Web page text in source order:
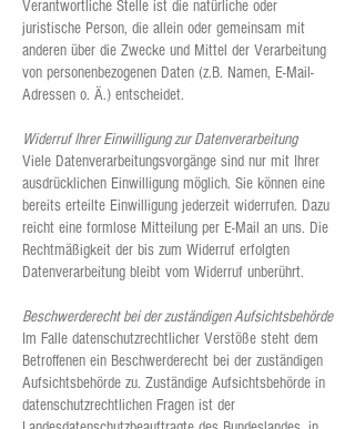
Verantwortliche Stelle ist die natürliche oder
juristische Person, die allein oder gemeinsam mit
anderen über die Zwecke und Mittel der Verarbeitung
von personenbezogenen Daten (z.B. Namen, E-Mail-
Adressen o. Ä.) entscheidet.
Widerruf Ihrer Einwilligung zur Datenverarbeitung
Viele Datenverarbeitungsvorgänge sind nur mit Ihrer
ausdrücklichen Einwilligung möglich. Sie können eine
bereits erteilte Einwilligung jederzeit widerrufen. Dazu
reicht eine formlose Mitteilung per E-Mail an uns. Die
Rechtmäßigkeit der bis zum Widerruf erfolgten
Datenverarbeitung bleibt vom Widerruf unberührt.
Beschwerderecht bei der zuständigen Aufsichtsbehörde
Im Falle datenschutzrechtlicher Verstöße steht dem
Betroffenen ein Beschwerderecht bei der zuständigen
Aufsichtsbehörde zu. Zuständige Aufsichtsbehörde in
datenschutzrechtlichen Fragen ist der